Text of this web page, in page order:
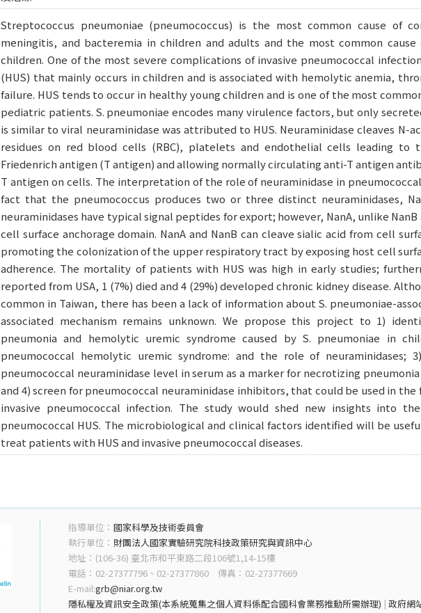
Streptococcus pneumoniae (pneumococcus) is the most common cause of
meningitis, and bacteremia in children and adults and the most common
children. One of the most severe complications of invasive pneumococcal
(HUS) that mainly occurs in children and is associated with hemolytic anemia,
failure. HUS tends to occur in healthy young children and is one of the most
pediatric patients. S. pneumoniae encodes many virulence factors, but only
is similar to viral neuraminidase was attributed to HUS. Neuraminidase cleaves N-
residues on red blood cells (RBC), platelets and endothelial cells leading to
Friedenrich antigen (T antigen) and allowing normally circulating anti-T antigen
T antigen on cells. The interpretation of the role of neuraminidase in
fact that the pneumococcus produces two or three distinct neuraminidases,
neuraminidases have typical signal peptides for export; however, NanA, unlike
cell surface anchorage domain. NanA and NanB can cleave sialic acid from cell
promoting the colonization of the upper respiratory tract by exposing host cell
adherence. The mortality of patients with HUS was high in early studies;
reported from USA, 1 (7%) died and 4 (29%) developed chronic kidney disease.
common in Taiwan, there has been a lack of information about S. pneumoniae-
associated mechanism remains unknown. We propose this project to 1)
pneumonia and hemolytic uremic syndrome caused by S. pneumoniae in
pneumococcal hemolytic uremic syndrome: and the role of
pneumococcal neuraminidase level in serum as a marker for necrotizing
and 4) screen for pneumococcal neuraminidase inhibitors, that could be used in
invasive pneumococcal infection. The study would shed new insights into
pneumococcal HUS. The microbiological and clinical factors identified will be
treat patients with HUS and invasive pneumococcal diseases.
指導單位： 國家科學及技術委員會
執行單位： 財團法人國家實驗研究院科技政策研究與資訊中心
地址：(106-36) 臺北市和平東路二段106號1,14-15樓
電話：02-27377796、02-27377860 傳真：02-27377669
E-mail:grb@niar.org.tw
隱私權及資訊安全政策(本系統蒐集之個人資料係配合國科會業務推動所需辦理) | 政府網